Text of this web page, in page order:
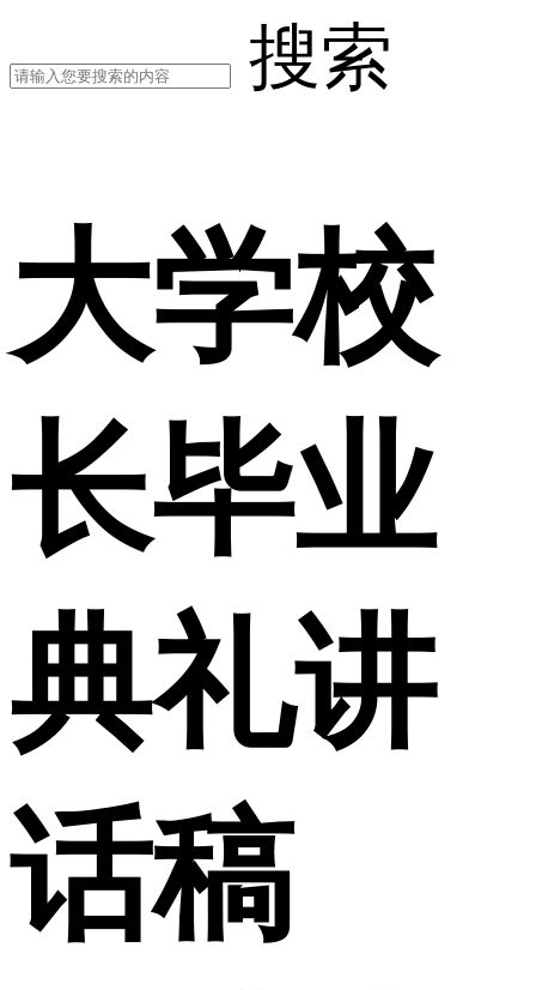
搜索
大学校
长毕业
典礼讲
话稿